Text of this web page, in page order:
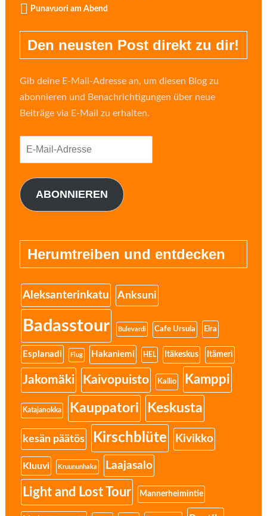
Punavuori am Abend
Den neusten Post direkt zu dir!
Gib deine E-Mail-Adresse an, um diesen Blog zu
abonnieren und Benachrichtigungen über neue
Beiträge via E-Mail zu erhalten.
ABONNIEREN
Herumtreiben und entdecken
Aleksanterinkatu Anksuni
Badasstour Bulevardi Cafe Ursula Eira
Esplanadi Flug Hakaniemi HEL Itäkeskus Itämeri
Jakomäki Kaivopuisto Kallio Kamppi
Katajanokka Kauppatori Keskusta
kesän päätös Kirschblüte Kivikko
Kluuvi Kruununhaka Laajasalo
Light and Lost Tour Mannerheimintie